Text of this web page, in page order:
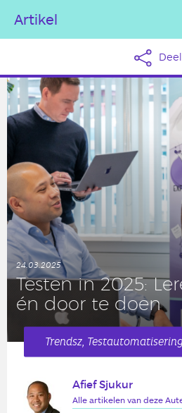
Artikel
Deel
Testen in 2025:
én door te doen
24.03.2025
Trendsz,
Afief Sjukur
Alle artikelen van deze